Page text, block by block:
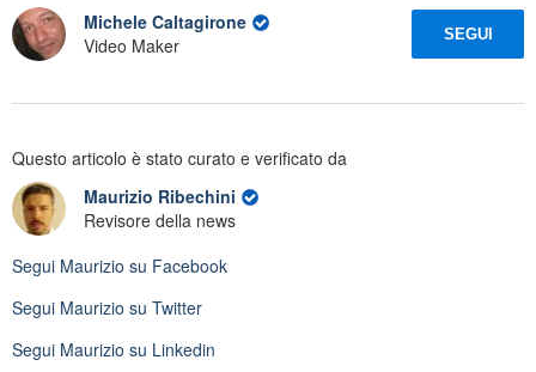
Michele Caltagirone
Video Maker
SEGUI
Questo articolo è stato curato e verificato da
Maurizio Ribechini
Revisore della news
Segui Maurizio su Facebook
Segui Maurizio su Twitter
Segui Maurizio su Linkedin